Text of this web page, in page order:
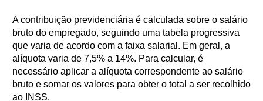
A contribuição previdenciária é calculada sobre o salário
bruto do empregado, seguindo uma tabela progressiva
que varia de acordo com a faixa salarial. Em geral, a
alíquota varia de 7,5% a 14%. Para calcular, é
necessário aplicar a alíquota correspondente ao salário
bruto e somar os valores para obter o total a ser recolhido
ao INSS.